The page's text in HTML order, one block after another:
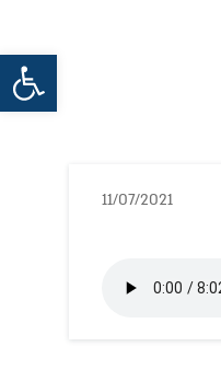
פתח סרגל נגישות
11/07/2021